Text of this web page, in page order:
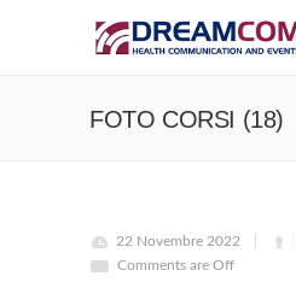
FOTO CORSI (18)
22 Novembre 2022
Comments are Off